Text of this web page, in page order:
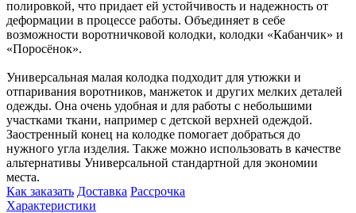
полировкой, что придает ей устойчивость и надежность от
деформации в процессе работы. Объединяет в себе
возможности воротничковой колодки, колодки «Кабанчик» и
«Поросёнок».
Универсальная малая колодка подходит для утюжки и
отпаривания воротников, манжеток и других мелких деталей
одежды. Она очень удобная и для работы с небольшими
участками ткани, например с детской верхней одеждой.
Заостренный конец на колодке помогает добраться до
нужного угла изделия. Также можно использовать в качестве
альтернативы Универсальной стандартной для экономии
места.
Как заказать Доставка Рассрочка
Характеристики